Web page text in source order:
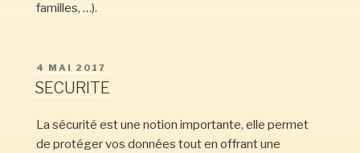
familles, …).
PUBLIÉ
LE
4 MAI 2017
SECURITE
La sécurité est une notion importante, elle permet
de protéger vos données tout en offrant une